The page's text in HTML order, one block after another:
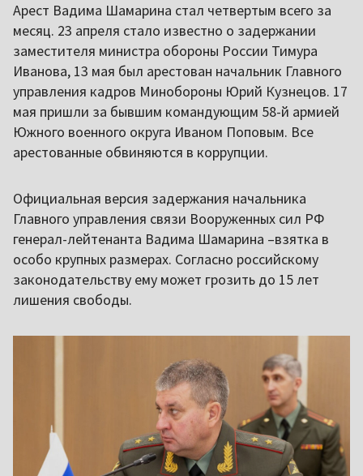
Арест Вадима Шамарина стал четвертым всего за
месяц. 23 апреля стало известно о задержании
заместителя министра обороны России Тимура
Иванова, 13 мая был арестован начальник Главного
управления кадров Минобороны Юрий Кузнецов. 17
мая пришли за бывшим командующим 58-й армией
Южного военного округа Иваном Поповым. Все
арестованные обвиняются в коррупции.
Официальная версия задержания начальника
Главного управления связи Вооруженных сил РФ
генерал-лейтенанта Вадима Шамарина –взятка в
особо крупных размерах. Согласно российскому
законодательству ему может грозить до 15 лет
лишения свободы.